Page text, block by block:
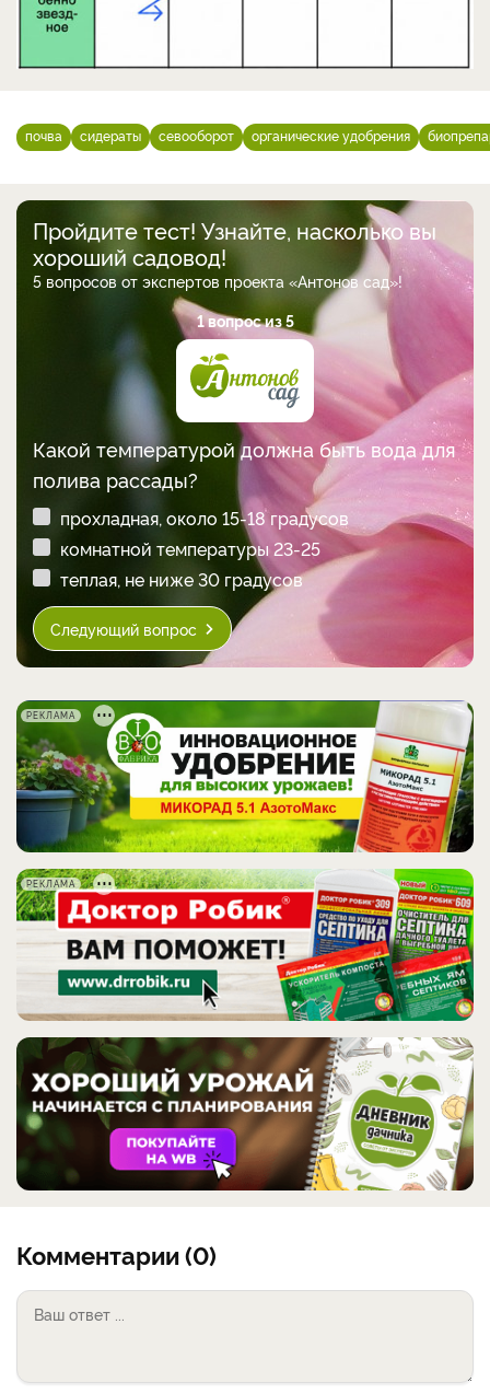
почва сидераты севооборот органические удобрения
Пройдите тест! Узнайте, насколько вы
хороший садовод!
5 вопросов от экспертов проекта «Антонов сад»!
1 вопрос из 5
Какой температурой должна быть вода для
полива рассады?
прохладная, около 15-18 градусов
комнатной температуры 23-25
теплая, не ниже 30 градусов
Следующий вопрос
РЕКЛАМА
РЕКЛАМА
Комментарии (0)